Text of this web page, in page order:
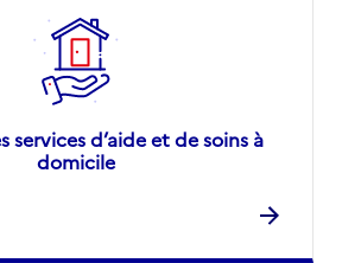
services d’aide et de soins à
domicile